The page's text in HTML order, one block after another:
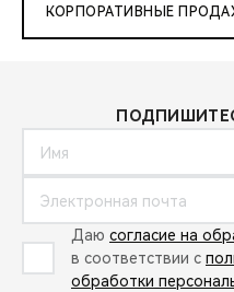
КОРПОРАТИВНЫЕ
Даю согласие на
в соответствии с
обработки